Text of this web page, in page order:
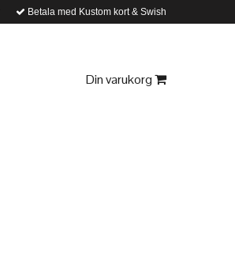
Betala med Kustom kort & Swish
Din varukorg